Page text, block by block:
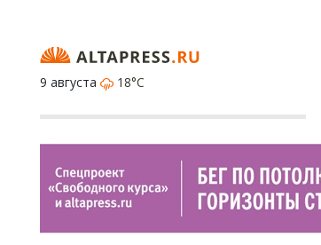
9 августа
18°C